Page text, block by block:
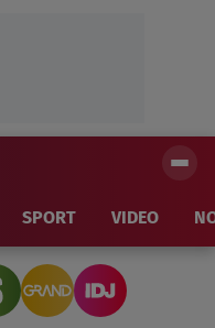
SPORT VIDEO